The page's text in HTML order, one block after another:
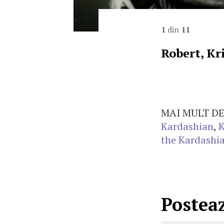
1 din 11
Robert,
MAI MULT
Kardashian,
the